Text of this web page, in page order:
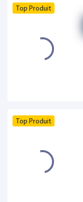
Top Produit
Top Produit